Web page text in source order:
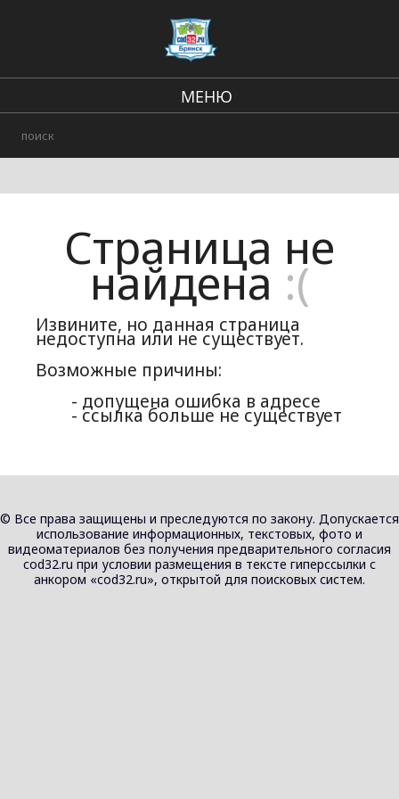
МЕНЮ
Городские события
Страница не
найдена :(
Извините, но данная страница
недоступна или не существует.
Возможные причины:
- допущена ошибка в адресе
- ссылка больше не существует
© Все права защищены и преследуются по закону. Допускается
использование информационных, текстовых, фото и
видеоматериалов без получения предварительного согласия
cod32.ru при условии размещения в тексте гиперссылки с
анкором «cod32.ru», открытой для поисковых систем.